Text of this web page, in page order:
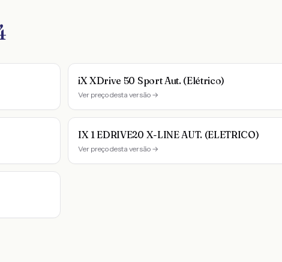
iX XDrive 50 Sport Aut. (Elétrico)
Ver preço desta versão →
IX 1 EDRIVE20 X-LINE AUT. (ELETRICO)
Ver preço desta versão →